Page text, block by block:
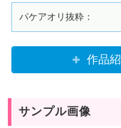
作品
サンプル画像